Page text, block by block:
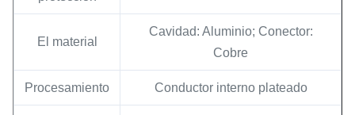
El material
Cavidad: Aluminio; Conector:
Cobre
Procesamiento Conductor interno plateado